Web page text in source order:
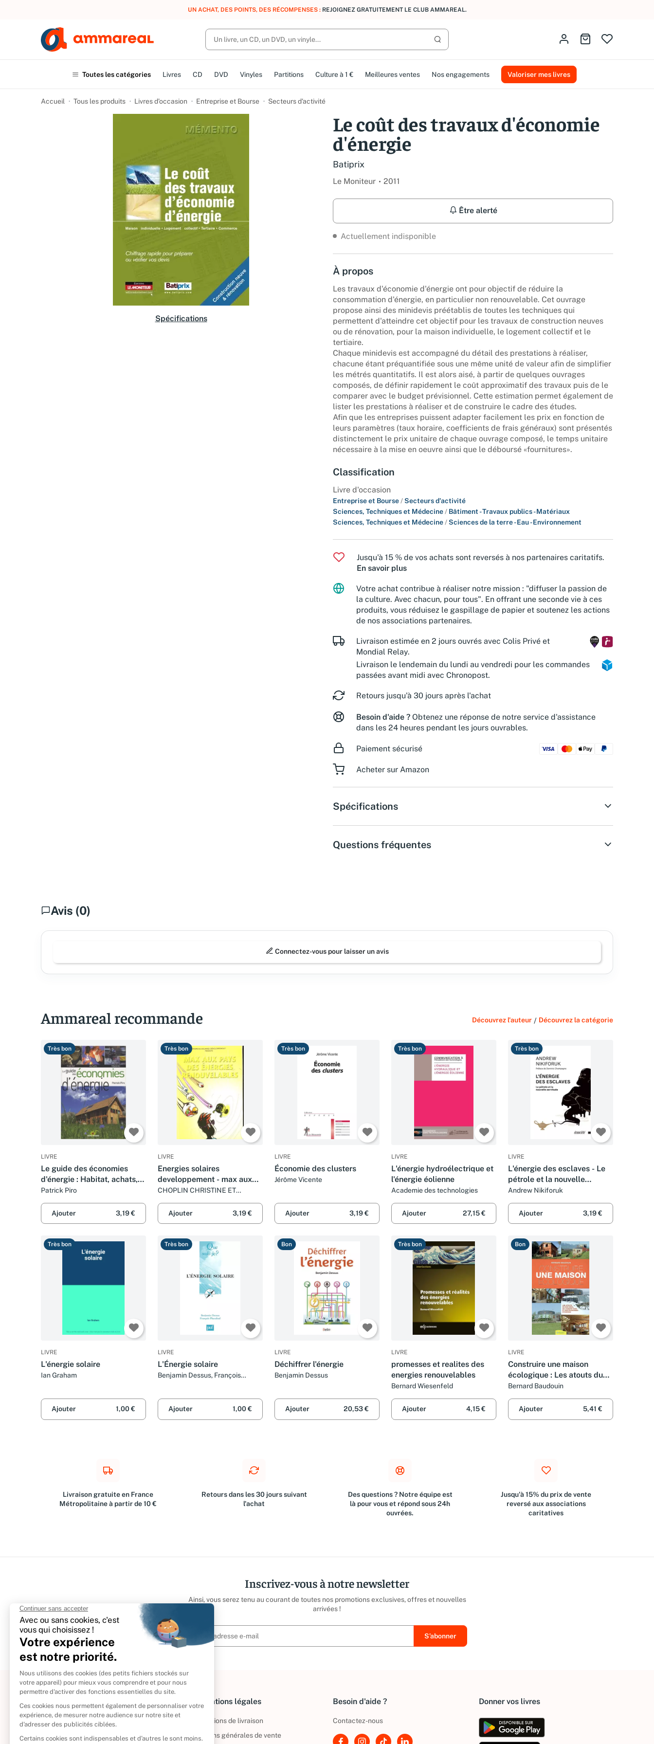
UN ACHAT, DES POINTS, DES RÉCOMPENSES : REJOIGNEZ GRATUITEMENT LE CLUB AMMAREAL.
Lancer la recherche
Identifiez-vousAller au panier
Toutes les catégories Livres CD DVD Vinyles Partitions Culture à 1 € Meilleures ventes Nos engagements Valoriser mes livres
Accueil Tous les produits Livres d’occasion Entreprise et Bourse Secteurs d'activité
Spécifications
Le coût des travaux d'économie
d'énergie
Batiprix
Le Moniteur 2011
Être alerté
Actuellement indisponible
À propos
Les travaux d'économie d'énergie ont pour objectif de réduire la
consommation d'énergie, en particulier non renouvelable. Cet ouvrage
propose ainsi des minidevis préétablis de toutes les techniques qui
permettent d'atteindre cet objectif pour les travaux de construction neuves
ou de rénovation, pour la maison individuelle, le logement collectif et le
tertiaire.
Chaque minidevis est accompagné du détail des prestations à réaliser,
chacune étant préquantifiée sous une même unité de valeur afin de simplifier
les métrés quantitatifs. Il est alors aisé, à partir de quelques ouvrages
composés, de définir rapidement le coût approximatif des travaux puis de le
comparer avec le budget prévisionnel. Cette estimation permet également de
lister les prestations à réaliser et de construire le cadre des études.
Afin que les entreprises puissent adapter facilement les prix en fonction de
leurs paramètres (taux horaire, coefficients de frais généraux) sont présentés
distinctement le prix unitaire de chaque ouvrage composé, le temps unitaire
nécessaire à la mise en oeuvre ainsi que le déboursé «fournitures».
Classification
Livre d'occasion
Entreprise et Bourse /Secteurs d'activité
Sciences, Techniques et Médecine / Bâtiment - Travaux publics - Matériaux
Sciences, Techniques et Médecine /Sciences de la terre - Eau - Environnement
Jusqu'à 15 % de vos achats sont reversés à nos partenaires caritatifs.
En savoir plus
Votre achat contribue à réaliser notre mission : "diffuser la passion de
la culture. Avec chacun, pour tous". En offrant une seconde vie à ces
produits, vous réduisez le gaspillage de papier et soutenez les actions
de nos associations partenaires.
Livraison estimée en 2 jours ouvrés avec Colis Privé et
Mondial Relay.
Livraison le lendemain du lundi au vendredi pour les commandes
passées avant midi avec Chronopost.
Retours jusqu'à 30 jours après l'achat
Besoin d'aide ? Obtenez une réponse de notre service d'assistance
dans les 24 heures pendant les jours ouvrables.
Paiement sécurisé
Acheter sur Amazon
Spécifications
Questions fréquentes
Avis (0)
Connectez-vous pour laisser un avis
Ammareal recommande Découvrez l'auteur / Découvrez la catégorie
Très bon
LIVRE
Le guide des économies
d'énergie : Habitat, achats,
mobilité
Patrick Piro
Ajouter 3,19 €
Très bon
LIVRE
Energies solaires
developpement - max aux
pays des energies
renouvelables
CHOPLIN CHRISTINE ET
Ajouter
3,19 €
Très bon
LIVRE
Économie des clusters
Jérôme Vicente
Ajouter 3,19 €
Très bon
LIVRE
L'énergie hydroélectrique et
l'énergie éolienne
Academie des technologies
Ajouter 27,15 €
Très bon
LIVRE
L'énergie des esclaves - Le
pétrole et la nouvelle
servitude
Andrew Nikiforuk
Ajouter 3,19 €
Très bon
LIVRE
L'énergie solaire
Ian Graham
Ajouter 1,00 €
Très bon
LIVRE
L'Énergie solaire
Benjamin Dessus, François
Ajouter 1,00 €
Bon
LIVRE
Déchiffrer l'énergie
Benjamin Dessus
Ajouter 20,53 €
Très bon
LIVRE
promesses et realites des
energies renouvelables
Bernard Wiesenfeld
Ajouter 4,15 €
Bon
LIVRE
Construire une maison
écologique : Les atouts du
bon sens, de l'habitat sain et
des économies d'énergie
Bernard Baudouin
Ajouter 5,41 €
Livraison gratuite en France
Métropolitaine à partir de 10 €
Retours dans les 30 jours suivant
l'achat
Des questions ? Notre équipe est
là pour vous et répond sous 24h
ouvrées.
Jusqu'à 15% du prix de vente
reversé aux associations
caritatives
Inscrivez-vous à notre newsletter
Ainsi, vous serez tenu au courant de toutes nos promotions exclusives, offres et nouvelles
arrivées !
À propos
Politique de retour
Reprendre vos livres
Informations légales
Informations de livraison
Conditions générales de vente
Besoin d'aide ?
Contactez-nous
Donner vos livres